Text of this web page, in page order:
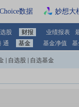
Choice数据 妙想大
股 财报 业绩报表
通 基金 基金净值 基
自选股 自选基金